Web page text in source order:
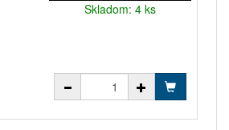
Skladom: 4 ks